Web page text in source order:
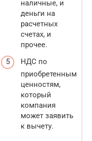
наличные, и
деньги на
расчетных
счетах, и
прочее.
НДС по
приобретенным
ценностям,
который
компания
может заявить
к вычету.